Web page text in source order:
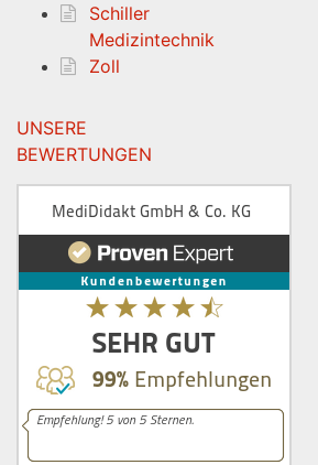
Schiller
Medizintechnik
Zoll
UNSERE
BEWERTUNGEN